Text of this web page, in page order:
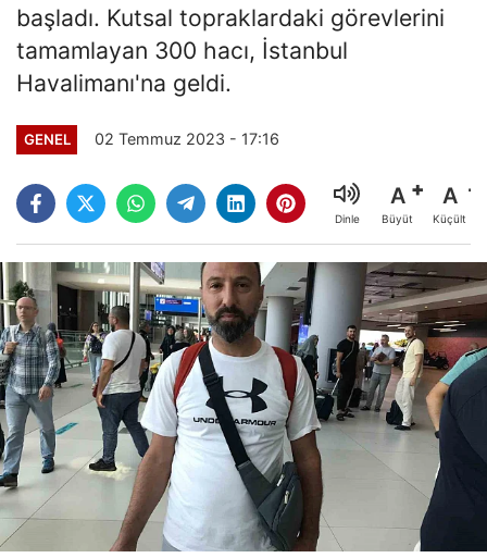
başladı. Kutsal topraklardaki görevlerini
tamamlayan 300 hacı, İstanbul
Havalimanı'na geldi.
GENEL 02 Temmuz 2023 - 17:16
Dinle
A
Büyüt
A
Küçült